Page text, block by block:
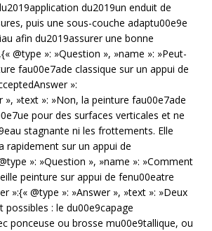
du2019un enduit de
puis une sous-couche adaptu00e9e
afin du2019assurer une bonne
@type »: »Question », »name »: »Peut-
fau00e7ade classique sur un appui de
»:
», »text »: »Non, la peinture fau00e7ade
pour des surfaces verticales et ne
stagnante ni les frottements. Elle
rapidement sur un appui de
»: »Question », »name »: »Comment
peinture sur appui de fenu00eatre
»:{« @type »: »Answer », »text »: »Deux
: le du00e9capage
ponceuse ou brosse mu00e9tallique, ou